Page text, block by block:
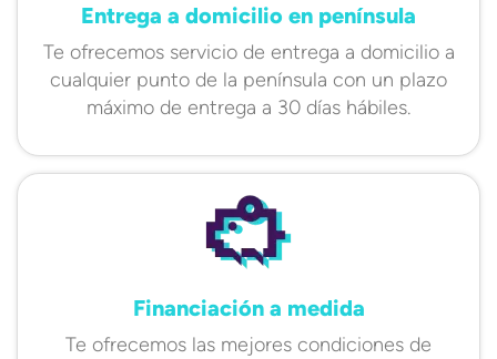
Entrega a domicilio en península
Te ofrecemos servicio de entrega a domicilio a
cualquier punto de la península con un plazo
máximo de entrega a 30 días hábiles.
Financiación a medida
Te ofrecemos las mejores condiciones de